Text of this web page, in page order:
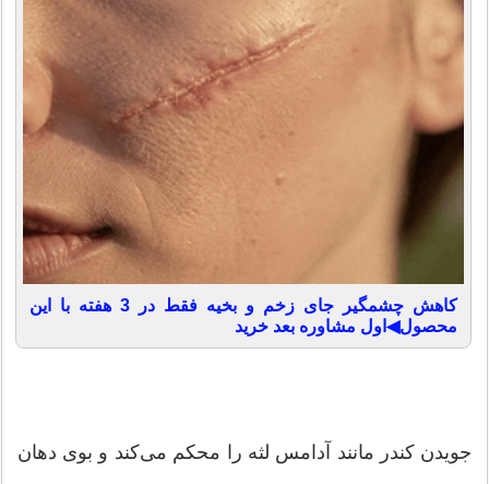
کاهش چشمگیر جای زخم و بخیه فقط در 3 هفته با این
محصول◀اول مشاوره بعد خرید
جویدن کندر مانند آدامس لثه را محکم می‌کند و بوی دهان